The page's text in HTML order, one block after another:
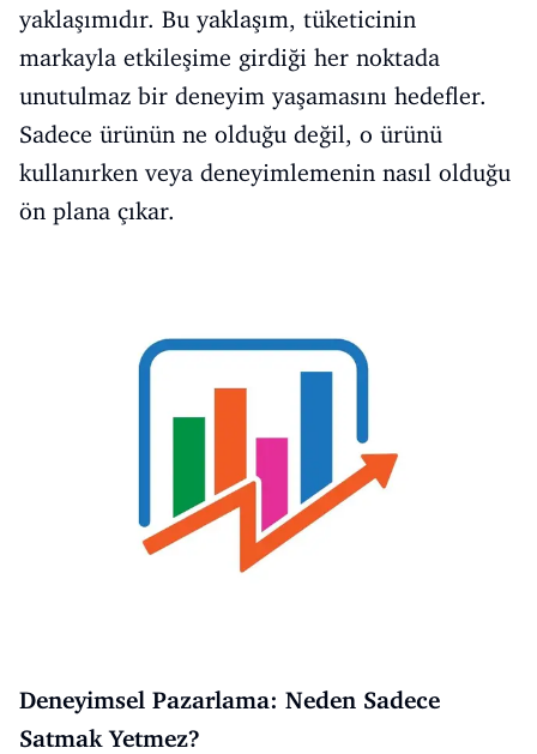
yaklaşımıdır. Bu yaklaşım, tüketicinin
markayla etkileşime girdiği her noktada
unutulmaz bir deneyim yaşamasını hedefler.
Sadece ürünün ne olduğu değil, o ürünü
kullanırken veya deneyimlemenin nasıl olduğu
ön plana çıkar.
Deneyimsel Pazarlama: Neden Sadece
Satmak Yetmez?